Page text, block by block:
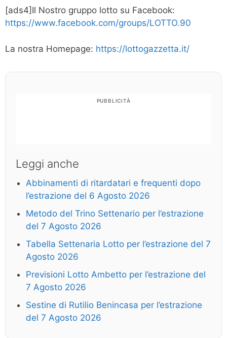
[ads4]Il Nostro gruppo lotto su Facebook:
https://www.facebook.com/groups/LOTTO.90
La nostra Homepage: https://lottogazzetta.it/
PUBBLICITÀ
Leggi anche
Abbinamenti di ritardatari e frequenti dopo
l’estrazione del 6 Agosto 2026
Metodo del Trino Settenario per l’estrazione
del 7 Agosto 2026
Tabella Settenaria Lotto per l’estrazione del 7
Agosto 2026
Previsioni Lotto Ambetto per l’estrazione del
7 Agosto 2026
Sestine di Rutilio Benincasa per l’estrazione
del 7 Agosto 2026